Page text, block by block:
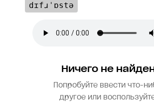
dɪfɹˈɒstə
Ничего не
Попробуйте ввести что-
другое или